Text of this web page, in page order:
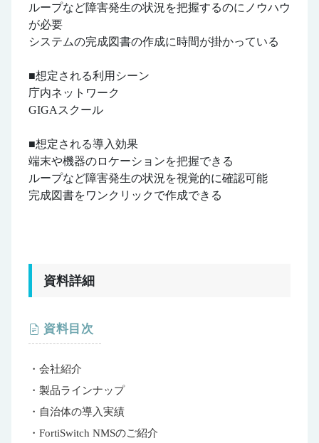
ループなど障害発生の状況を把握するのにノウハウ
が必要
システムの完成図書の作成に時間が掛かっている
■想定される利用シーン
庁内ネットワーク
GIGAスクール
■想定される導入効果
端末や機器のロケーションを把握できる
ループなど障害発生の状況を視覚的に確認可能
完成図書をワンクリックで作成できる
資料詳細
資料目次
・会社紹介
・製品ラインナップ
・自治体の導入実績
・FortiSwitch NMSのご紹介